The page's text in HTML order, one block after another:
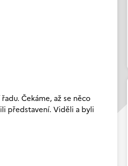
Čekáme, až se něco
představení. Viděli a byli